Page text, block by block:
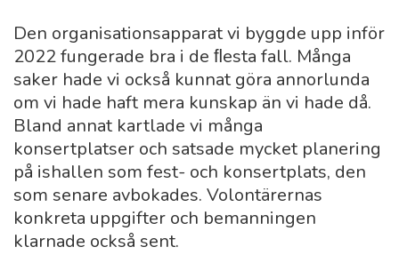
Den organisationsapparat vi byggde upp inför
2022 fungerade bra i de ﬂesta fall. Många
saker hade vi också kunnat göra annorlunda
om vi hade haft mera kunskap än vi hade då.
Bland annat kartlade vi många
konsertplatser och satsade mycket planering
på ishallen som fest- och konsertplats, den
som senare avbokades. Volontärernas
konkreta uppgifter och bemanningen
klarnade också sent.